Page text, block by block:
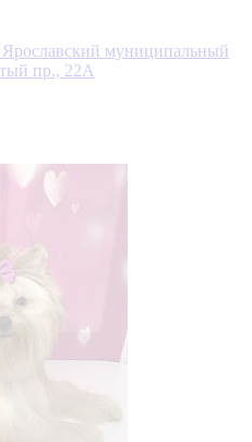
Ярославский муниципальный
пр., 22А